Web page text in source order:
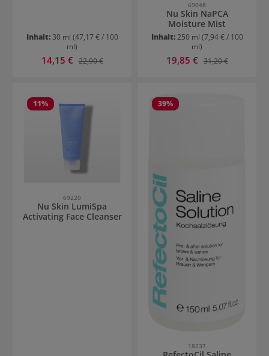
Inhalt: 30 ml (47,17 € / 100
ml)
Verkaufspreis:
14,15 € Regulärer Preis:
22,90 €
69048
Nu Skin NaPCA
Moisture Mist
Inhalt:250 ml (7,94 € / 100
ml)
Verkaufspreis:
19,85 € Regulärer Preis:
31,20 €
11%
69220
Nu Skin LumiSpa
Activating Face Cleanser
39%
18237